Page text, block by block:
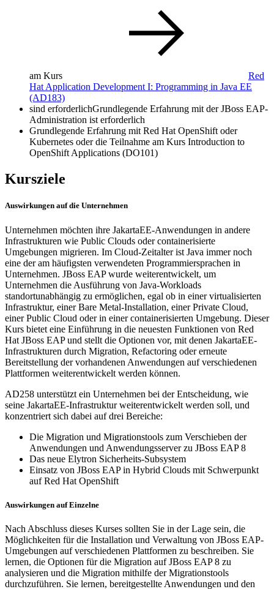
am Kurs
Red
Hat Application Development I: Programming in Java EE
(AD183)
sind erforderlichGrundlegende Erfahrung mit der JBoss EAP-
Administration ist erforderlich
Grundlegende Erfahrung mit Red Hat OpenShift oder
Kubernetes oder die Teilnahme am Kurs Introduction to
OpenShift Applications (DO101)
Kursziele
Auswirkungen auf die Unternehmen
Unternehmen möchten ihre JakartaEE-Anwendungen in andere
Infrastrukturen wie Public Clouds oder containerisierte
Umgebungen migrieren. Im Cloud-Zeitalter ist Java immer noch
eine der am häufigsten verwendeten Programmiersprachen in
Unternehmen. JBoss EAP wurde weiterentwickelt, um
Unternehmen die Ausführung von Java-Workloads
standortunabhängig zu ermöglichen, egal ob in einer virtualisierten
Infrastruktur, einer Bare Metal-Installation, einer Private Cloud,
einer Public Cloud oder in einer containerisierten Umgebung. Dieser
Kurs bietet eine Einführung in die neuesten Funktionen von Red
Hat JBoss EAP und stellt die Optionen vor, mit denen JakartaEE-
Infrastrukturen durch Migration, Refactoring oder erneute
Bereitstellung der vorhandenen Anwendungen auf verschiedenen
Plattformen weiterentwickelt werden können.
AD258 unterstützt ein Unternehmen bei der Entscheidung, wie
seine JakartaEE-Infrastruktur weiterentwickelt werden soll, und
konzentriert sich dabei auf drei Bereiche:
Die Migration und Migrationstools zum Verschieben der
Anwendungen und Anwendungsserver zu JBoss EAP 8
Das neue Elytron Sicherheits-Subsystem
Einsatz von JBoss EAP in Hybrid Clouds mit Schwerpunkt
auf Red Hat OpenShift
Auswirkungen auf Einzelne
Nach Abschluss dieses Kurses sollten Sie in der Lage sein, die
Möglichkeiten für die Installation und Verwaltung von JBoss EAP-
Umgebungen auf verschiedenen Plattformen zu beschreiben. Sie
lernen, die Optionen für die Migration auf JBoss EAP 8 zu
analysieren und die Migration mithilfe der Migrationstools
durchzuführen. Sie lernen, bereitgestellte Anwendungen und den